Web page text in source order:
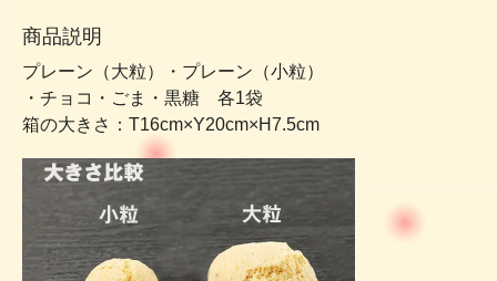
商品説明
プレーン（大粒）・プレーン（小粒）
・チョコ・ごま・黒糖 各1袋
箱の大きさ：T16cm×Y20cm×H7.5cm